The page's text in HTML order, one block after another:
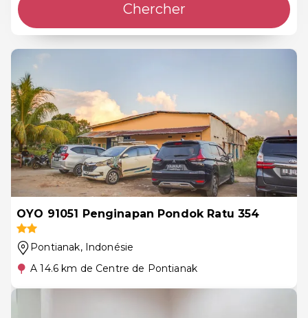
Chercher
OYO 91051 Penginapan Pondok Ratu 354
Pontianak, Indonésie
A 14.6 km de Centre de Pontianak